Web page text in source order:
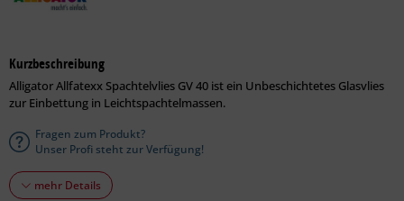
Kurzbeschreibung
Alligator Allfatexx Spachtelvlies GV 40 ist ein Unbeschichtetes Glasvlies
zur Einbettung in Leichtspachtelmassen.
Fragen zum Produkt?
Unser Profi steht zur Verfügung!
mehr Details